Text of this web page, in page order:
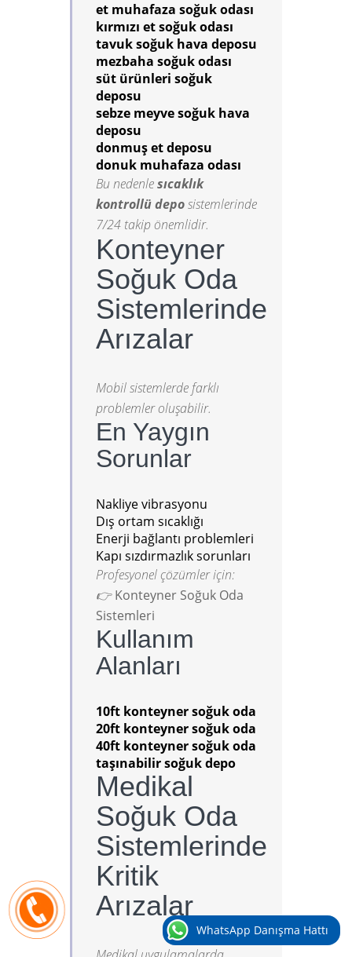
et muhafaza soğuk odası
kırmızı et soğuk odası
tavuk soğuk hava deposu
mezbaha soğuk odası
süt ürünleri soğuk
deposu
sebze meyve soğuk hava
deposu
donmuş et deposu
donuk muhafaza odası
Bu nedenlesıcaklık
kontrollü deposistemlerinde
7/24 takip önemlidir.
Konteyner
Soğuk Oda
Sistemlerinde
Arızalar
Mobil sistemlerde farklı
problemler oluşabilir.
En Yaygın
Sorunlar
Nakliye vibrasyonu
Dış ortam sıcaklığı
Enerji bağlantı problemleri
Kapı sızdırmazlık sorunları
Profesyonel çözümler için:
👉Konteyner Soğuk Oda
Sistemleri
Kullanım
Alanları
10ft konteyner soğuk oda
20ft konteyner soğuk oda
40ft konteyner soğuk oda
taşınabilir soğuk depo
Medikal
Soğuk Oda
Sistemlerinde
Kritik
Arızalar
WhatsApp Danışma Hattı